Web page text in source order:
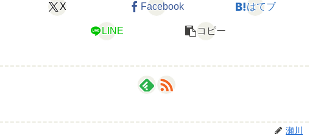
X Facebook はてブ
LINE コピー
瀬川